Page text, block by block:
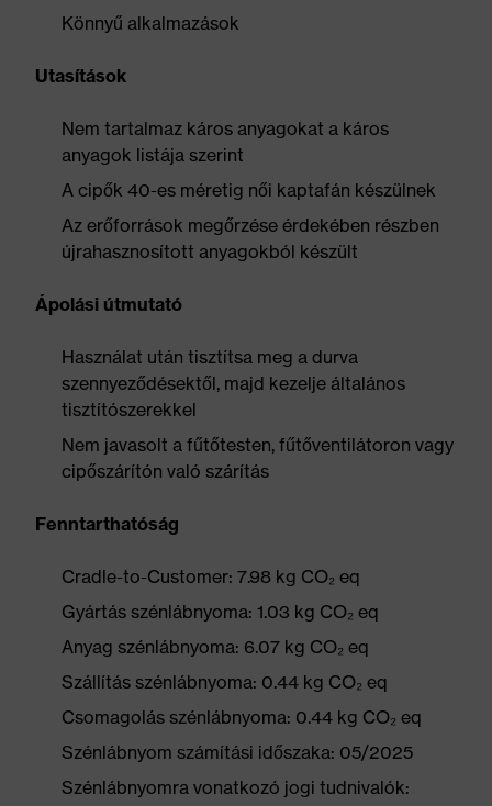
Könnyű alkalmazások
Utasítások
Nem tartalmaz káros anyagokat a káros
anyagok listája szerint
A cipők 40-es méretig női kaptafán készülnek
Az erőforrások megőrzése érdekében részben
újrahasznosított anyagokból készült
Ápolási útmutató
Használat után tisztítsa meg a durva
szennyeződésektől, majd kezelje általános
tisztítószerekkel
Nem javasolt a fűtőtesten, fűtőventilátoron vagy
cipőszárítón való szárítás
Fenntarthatóság
Cradle-to-Customer: 7.98 kg CO₂ eq
Gyártás szénlábnyoma: 1.03 kg CO₂ eq
Anyag szénlábnyoma: 6.07 kg CO₂ eq
Szállítás szénlábnyoma: 0.44 kg CO₂ eq
Csomagolás szénlábnyoma: 0.44 kg CO₂ eq
Szénlábnyom számítási időszaka: 05/2025
Szénlábnyomra vonatkozó jogi tudnivalók: